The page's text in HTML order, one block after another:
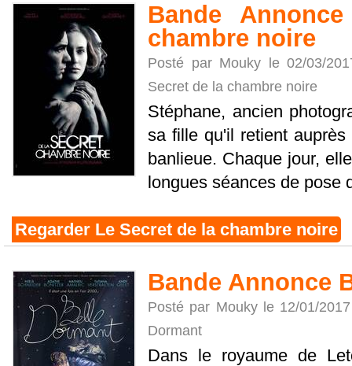
Bande
chambre noire
Posté par Mouky le 02/03/
Secret de la chambre noire
Stéphane, ancien
sa fille qu'il retient
banlieue. Chaque jour,
longues séances de pose
Regarder Le Secret de la chambre noire
Bande Annonce
Posté par Mouky le 12/01/
Dormant
Dans le royaume de